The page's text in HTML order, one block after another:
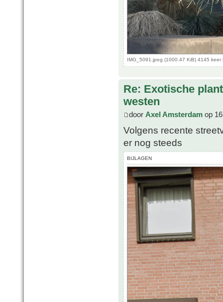
IMG_5091.jpeg (1000.47 KiB) 4145 keer
Re: Exotische
westen
door Axel Amsterdam op
Volgens recente
er nog steeds
BIJLAGEN